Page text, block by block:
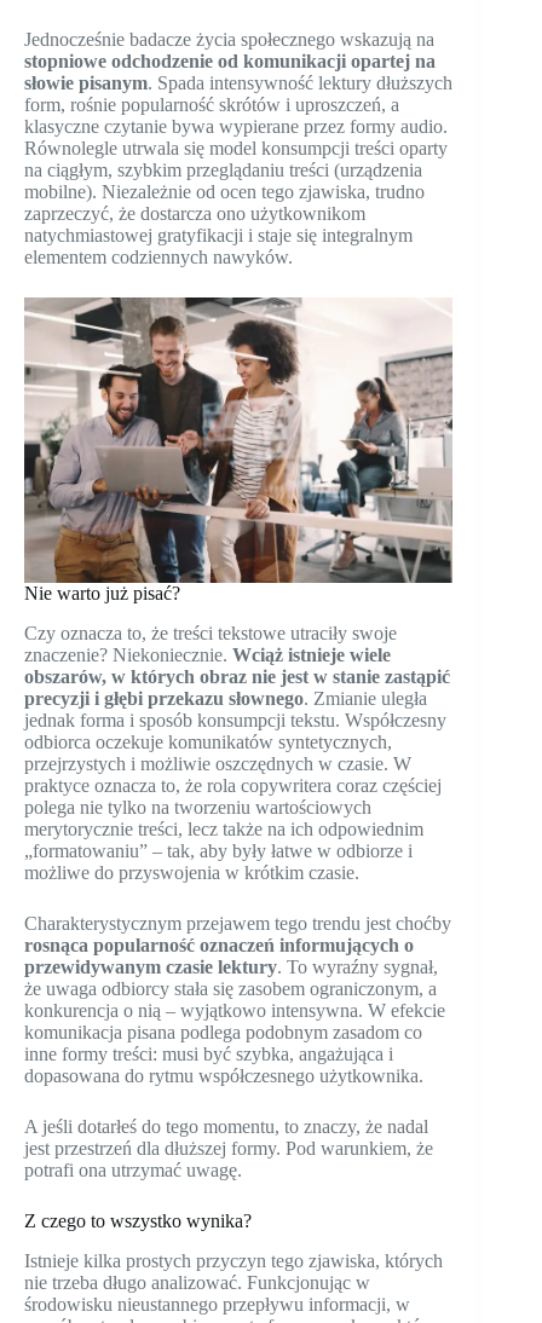
Jednocześnie badacze życia społecznego wskazują na
stopniowe odchodzenie od komunikacji opartej na
słowie pisanym. Spada intensywność lektury dłuższych
form, rośnie popularność skrótów i uproszczeń, a
klasyczne czytanie bywa wypierane przez formy audio.
Równolegle utrwala się model konsumpcji treści oparty
na ciągłym, szybkim przeglądaniu treści (urządzenia
mobilne). Niezależnie od ocen tego zjawiska, trudno
zaprzeczyć, że dostarcza ono użytkownikom
natychmiastowej gratyfikacji i staje się integralnym
elementem codziennych nawyków.
Nie warto już pisać?
Czy oznacza to, że treści tekstowe utraciły swoje
znaczenie? Niekoniecznie. Wciąż istnieje wiele
obszarów, w których obraz nie jest w stanie zastąpić
precyzji i głębi przekazu słownego. Zmianie uległa
jednak forma i sposób konsumpcji tekstu. Współczesny
odbiorca oczekuje komunikatów syntetycznych,
przejrzystych i możliwie oszczędnych w czasie. W
praktyce oznacza to, że rola copywritera coraz częściej
polega nie tylko na tworzeniu wartościowych
merytorycznie treści, lecz także na ich odpowiednim
„formatowaniu” – tak, aby były łatwe w odbiorze i
możliwe do przyswojenia w krótkim czasie.
Charakterystycznym przejawem tego trendu jest choćby
rosnąca popularność oznaczeń informujących o
przewidywanym czasie lektury. To wyraźny sygnał,
że uwaga odbiorcy stała się zasobem ograniczonym, a
konkurencja o nią – wyjątkowo intensywna. W efekcie
komunikacja pisana podlega podobnym zasadom co
inne formy treści: musi być szybka, angażująca i
dopasowana do rytmu współczesnego użytkownika.
A jeśli dotarłeś do tego momentu, to znaczy, że nadal
jest przestrzeń dla dłuższej formy. Pod warunkiem, że
potrafi ona utrzymać uwagę.
Z czego to wszystko wynika?
Istnieje kilka prostych przyczyn tego zjawiska, których
nie trzeba długo analizować. Funkcjonując w
środowisku nieustannego przepływu informacji, w